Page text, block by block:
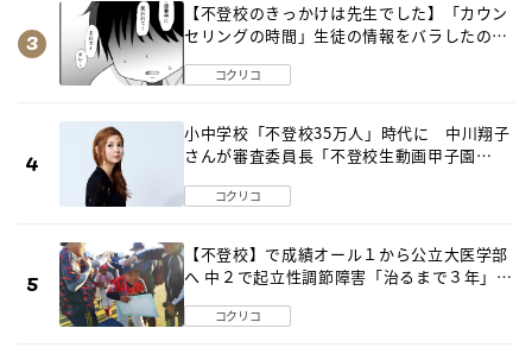
【不登校のきっかけは先生でした】「カウン
セリングの時間」生徒の情報をバラしたの
コクリコ
小中学校「不登校35万人」時代に 中川翔子
さんが審査委員長「不登校生動画甲子園
コクリコ
【不登校】で成績オール１から公立大医学部
へ 中２で起立性調節障害「治るまで３年」の
コクリコ